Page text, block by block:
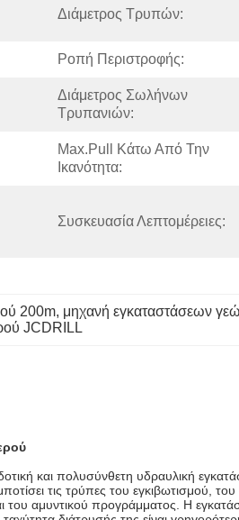
Διάμετρος Τρυπών:
Ροπή Περιστροφής:
Διάμετρος Σωλήνων
Τρυπανιών:
Max.Pull Κάτω Από Την
Ικανότητα:
Συσκευασία Λεπτομέρειες:
200m, μηχανή εγκαταστάσεων
JCDRILL
και πολυσύνθετη υδραυλική
τις τρύπες του εγκιβωτισμού,
αμυντικού προγράμματος. Η